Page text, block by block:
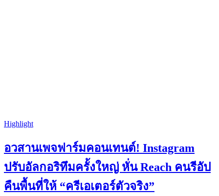
Highlight
อวสานเพจฟาร์มคอนเทนต์! Instagram
ปรับอัลกอริทึมครั้งใหญ่ หั่น Reach คนรีอัป
คืนพื้นที่ให้ “ครีเอเตอร์ตัวจริง”